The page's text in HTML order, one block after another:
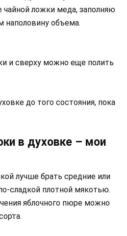
чайной ложки меда, заполняю
наполовину объема.
и сверху можно еще полить
до того состояния, пока
в духовке – мои
лучше брать средние или
сладкой плотной мякотью.
яблочного пюре можно